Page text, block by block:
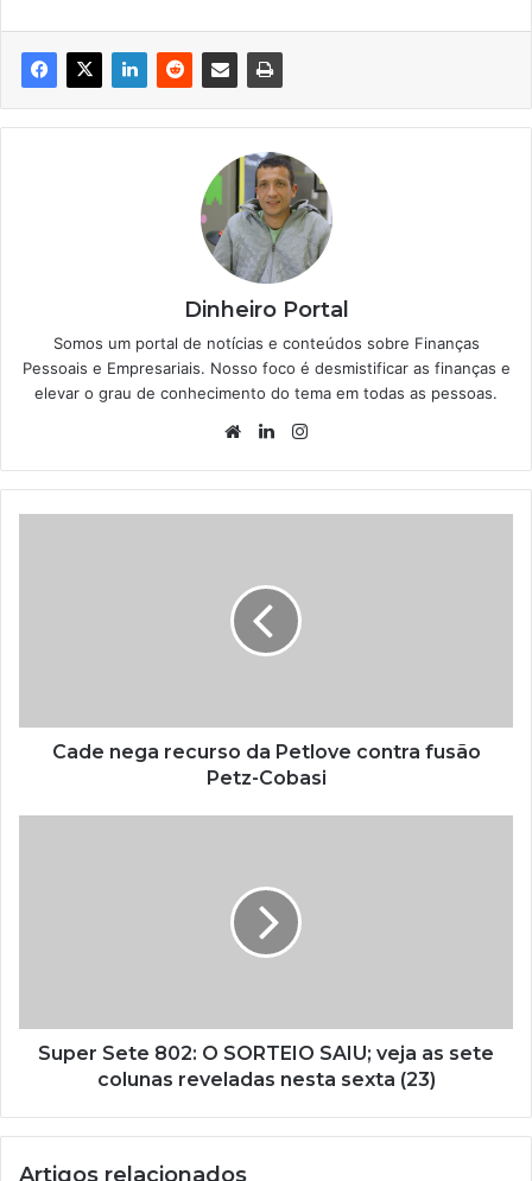
Dinheiro Portal
Somos um portal de notícias e conteúdos sobre Finanças
Pessoais e Empresariais. Nosso foco é desmistificar as finanças e
elevar o grau de conhecimento do tema em todas as pessoas.
WebsiteLinkedin
Cade nega recurso da Petlove contra fusão
Petz-Cobasi
Super Sete 802: O SORTEIO SAIU; veja as sete
colunas reveladas nesta sexta (23)
Artigos relacionados